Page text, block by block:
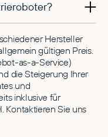
Hersteller
gültigen Preis.
as-a-Service)
die Steigerung Ihrer
und
inklusive für
Kontaktieren Sie uns